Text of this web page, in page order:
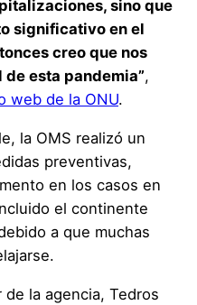
sino que
significativo en el
creo que nos
esta pandemia”,
web de la ONU.
la OMS realizó un
preventivas,
en los casos en
el continente
a que muchas
la agencia, Tedros